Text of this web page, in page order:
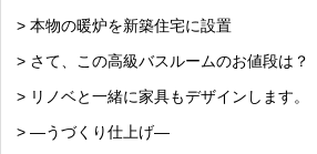
> 本物の暖炉を新築住宅に設置
> さて、この高級バスルームのお値段は？
> リノベと一緒に家具もデザインします。
> —うづくり仕上げ—